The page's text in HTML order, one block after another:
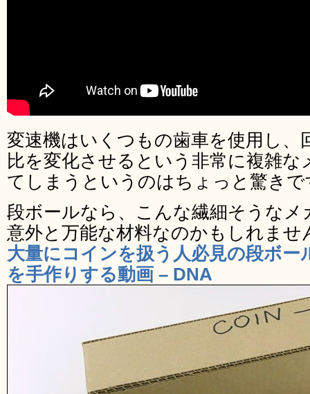
変速機はいくつもの歯車を使用し、
比を変化させるという非常に複雑
てしまうというのはちょっと驚きで
段ボールなら、こんな繊細そうな
意外と万能な材料なのかもしれませ
大量にコインを扱う人必見の段ボー
を手作りする動画 – DNA